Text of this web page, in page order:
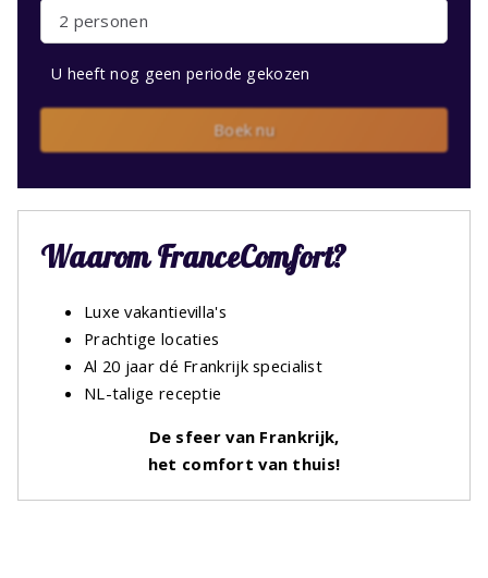
2 personen
U heeft nog geen periode gekozen
Boek nu
Waarom FranceComfort?
Luxe vakantievilla's
Prachtige locaties
Al 20 jaar dé Frankrijk specialist
NL-talige receptie
De sfeer van Frankrijk,
het comfort van thuis!